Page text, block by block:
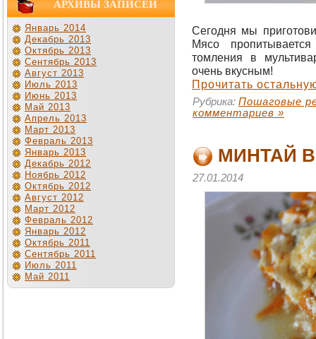
АРХИВЫ ЗАПИСЕЙ
Январь 2014
Декабрь 2013
Октябрь 2013
Сентябрь 2013
Август 2013
Июль 2013
Июнь 2013
Май 2013
Апрель 2013
Март 2013
Февраль 2013
Январь 2013
Декабрь 2012
Ноябрь 2012
Октябрь 2012
Август 2012
Март 2012
Февраль 2012
Январь 2012
Октябрь 2011
Сентябрь 2011
Июль 2011
Май 2011
Сегодня мы
Мясо
томления в
очень вкусным!
Прочитать
Рубрика: Пошаговые
комментариев »
МИНТАЙ
27.01.2014